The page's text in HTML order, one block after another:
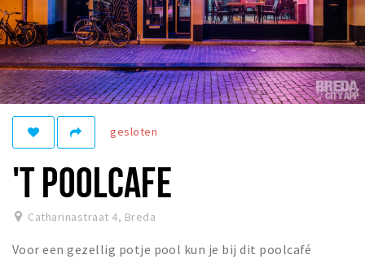
Drinken
Slapen
Recreatief
Winkels
Winkelgebieden
Bezienswaardigheden
Musea, theaters & podia
Uitjes & activiteiten
gesloten
'T POOLCAFE
Catharinastraat 4, Breda
Voor een gezellig potje pool kun je bij dit poolcafé